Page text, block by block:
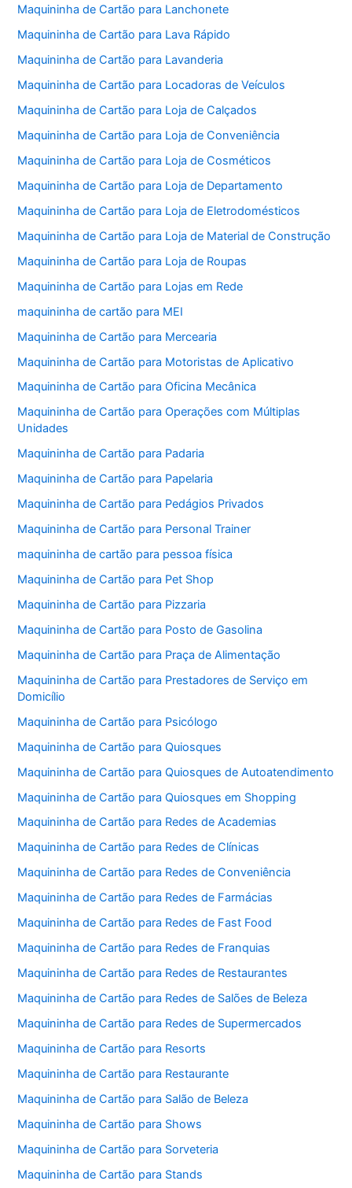
Maquininha de Cartão para Lanchonete
Maquininha de Cartão para Lava Rápido
Maquininha de Cartão para Lavanderia
Maquininha de Cartão para Locadoras de Veículos
Maquininha de Cartão para Loja de Calçados
Maquininha de Cartão para Loja de Conveniência
Maquininha de Cartão para Loja de Cosméticos
Maquininha de Cartão para Loja de Departamento
Maquininha de Cartão para Loja de Eletrodomésticos
Maquininha de Cartão para Loja de Material de Construção
Maquininha de Cartão para Loja de Roupas
Maquininha de Cartão para Lojas em Rede
maquininha de cartão para MEI
Maquininha de Cartão para Mercearia
Maquininha de Cartão para Motoristas de Aplicativo
Maquininha de Cartão para Oficina Mecânica
Maquininha de Cartão para Operações com Múltiplas
Unidades
Maquininha de Cartão para Padaria
Maquininha de Cartão para Papelaria
Maquininha de Cartão para Pedágios Privados
Maquininha de Cartão para Personal Trainer
maquininha de cartão para pessoa física
Maquininha de Cartão para Pet Shop
Maquininha de Cartão para Pizzaria
Maquininha de Cartão para Posto de Gasolina
Maquininha de Cartão para Praça de Alimentação
Maquininha de Cartão para Prestadores de Serviço em
Domicílio
Maquininha de Cartão para Psicólogo
Maquininha de Cartão para Quiosques
Maquininha de Cartão para Quiosques de Autoatendimento
Maquininha de Cartão para Quiosques em Shopping
Maquininha de Cartão para Redes de Academias
Maquininha de Cartão para Redes de Clínicas
Maquininha de Cartão para Redes de Conveniência
Maquininha de Cartão para Redes de Farmácias
Maquininha de Cartão para Redes de Fast Food
Maquininha de Cartão para Redes de Franquias
Maquininha de Cartão para Redes de Restaurantes
Maquininha de Cartão para Redes de Salões de Beleza
Maquininha de Cartão para Redes de Supermercados
Maquininha de Cartão para Resorts
Maquininha de Cartão para Restaurante
Maquininha de Cartão para Salão de Beleza
Maquininha de Cartão para Shows
Maquininha de Cartão para Sorveteria
Maquininha de Cartão para Stands